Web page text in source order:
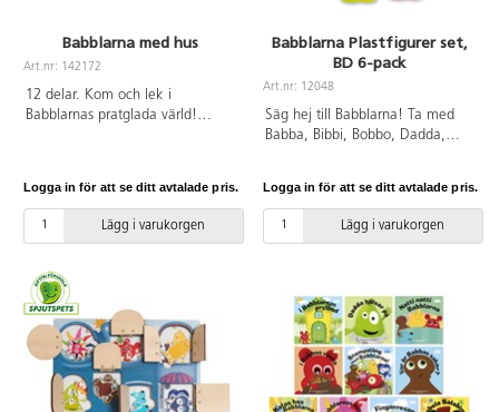
Babblarna med hus
Art.nr: 142172
12 delar. Kom och lek i
Babblarnas pratglada värld!
fotspåren. Lärorik lek med alla
barnens favoriter från Babblarnas
värld! Mått: Höjd på figurer: 40-
PVC-fri. Från 1 år.
Logga in för att se ditt avtalade pris.
Lägg i varukorgen
Babblarna Plastfigurer set,
BD 6-pack
Art.nr: 12048
Säg hej till Babblarna! Ta med
Babba, Bibbi, Bobbo, Dadda,
språklek. Runda, mjuka och
färgglada blir Babblarnas figurer
en klar favorit i leksakshyllan
höga. Av PVC utan ftalater. Från
0 år. Vi rekommenderar att
använda dem som leksaker, inte
för att suga eller tugga på.
Logga in för att se ditt avtalade pris.
Lägg i varukorgen